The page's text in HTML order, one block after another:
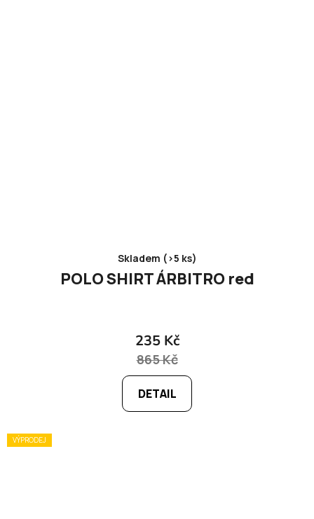
Skladem (>5 ks)
POLO SHIRT ÁRBITRO red
235 Kč
865 Kč
DETAIL
VÝPRODEJ